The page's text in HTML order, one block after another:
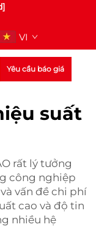
VI
Yêu cầu báo giá
suất
rất lý tưởng
công nghiệp
vấn đề chi phí
cao và độ tin
nhiều hệ